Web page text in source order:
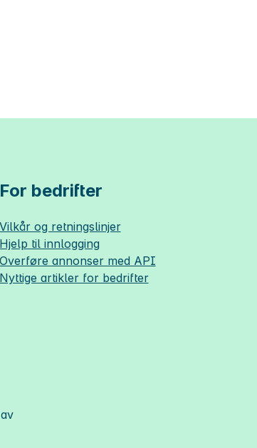
For bedrifter
Vilkår og retningslinjer
Hjelp til innlogging
Overføre annonser med API
Nyttige artikler for bedrifter